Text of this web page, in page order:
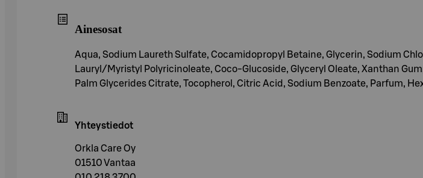
Ainesosat
Aqua, Sodium Laureth Sulfate, Cocamidopropyl Betaine, Glycerin, Sodium
Lauryl/Myristyl Polyricinoleate, Coco-Glucoside, Glyceryl Oleate, Xanthan
Palm Glycerides Citrate, Tocopherol, Citric Acid, Sodium Benzoate, Parfum,
Yhteystiedot
Orkla Care Oy
01510 Vantaa